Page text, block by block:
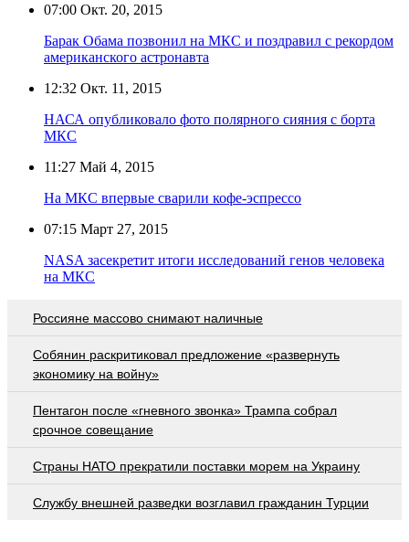
07:00 Окт. 20, 2015
Барак Обама позвонил на МКС и поздравил с рекордом
американского астронавта
12:32 Окт. 11, 2015
НАСА опубликовало фото полярного сияния с борта
МКС
11:27 Май 4, 2015
На МКС впервые сварили кофе-эспрессо
07:15 Март 27, 2015
NASA засекретит итоги исследований генов человека
на МКС
Россияне массово снимают наличные
Собянин раскритиковал предложение «развернуть
экономику на войну»
Пентагон после «гневного звонка» Трампа собрал
срочное совещание
Страны НАТО прекратили поставки морем на Украину
Службу внешней разведки возглавил гражданин Турции